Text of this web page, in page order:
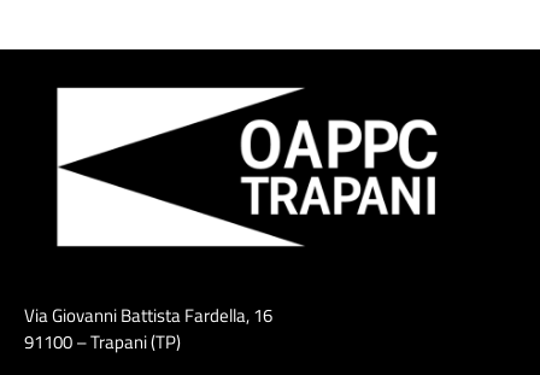
Via Giovanni Battista Fardella, 16
91100 – Trapani (TP)